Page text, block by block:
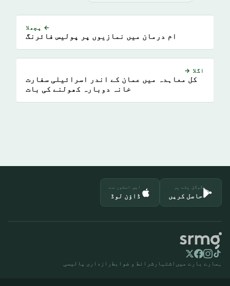
← پچھلا
ام درمان میں نمازیوں پر پولیس فائرنگ
اگلا →
کل معاہدہ میں عمان کے اندر اسرائیلی سفارت
خانہ دوبارہ کھولنے کی بات
گوگل پلے پر
حاصل کریں
ایپ اسٹور سے
ڈاؤن لوڈ
ہمارے بارے میں اشتہار شرائط و ضوابط رازداری پالیسی